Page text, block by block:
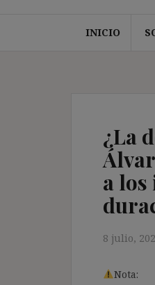
INICIO
¿La
a
8 julio,
Nota: